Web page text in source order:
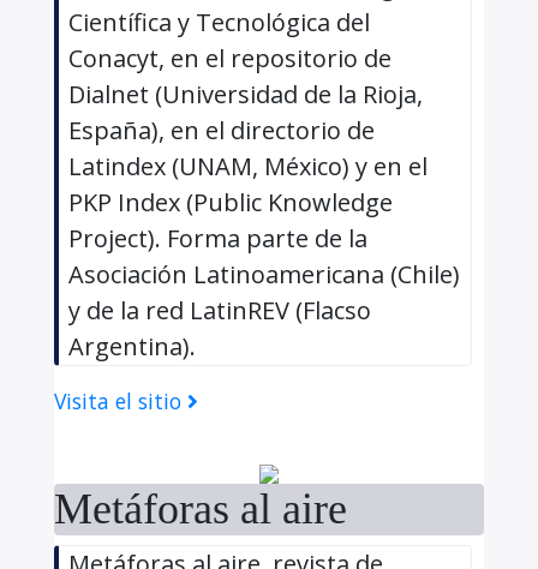
Científica y Tecnológica del
Conacyt, en el repositorio de
Dialnet (Universidad de la Rioja,
España), en el directorio de
Latindex (UNAM, México) y en el
PKP Index (Public Knowledge
Project). Forma parte de la
Asociación Latinoamericana (Chile)
y de la red LatinREV (Flacso
Argentina).
Visita el sitio
Metáforas al aire